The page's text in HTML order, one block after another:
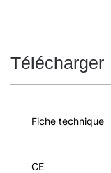
Télécharger
Fiche technique
CE